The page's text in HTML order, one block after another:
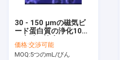
工場旅行
30 - 150 μmの磁気ビ
ード蛋白質の浄化10%
mL
価格:交渉可能
MOQ:5つのmL/びん